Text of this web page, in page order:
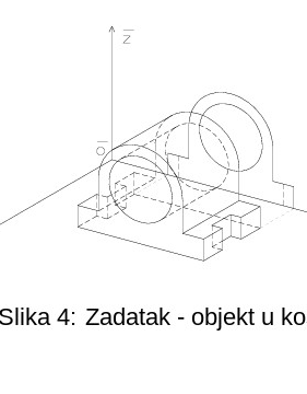
Slika 4: Zadatak - objekt u